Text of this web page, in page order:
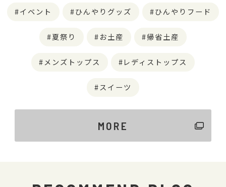
イベント ひんやりグッズ ひんやりフード
夏祭り お土産 帰省土産
メンズトップス レディストップス
スイーツ
MORE